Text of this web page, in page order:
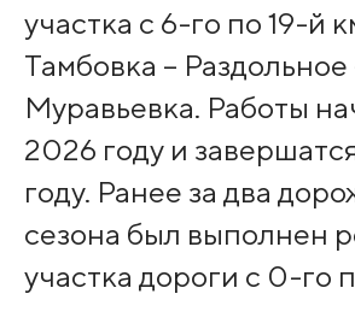
участка с 6-го по 19-й
Тамбовка – Раздольное
Муравьевка. Работы
2026 году и
году. Ранее за два
сезона был выполнен
участка дороги с 0-го